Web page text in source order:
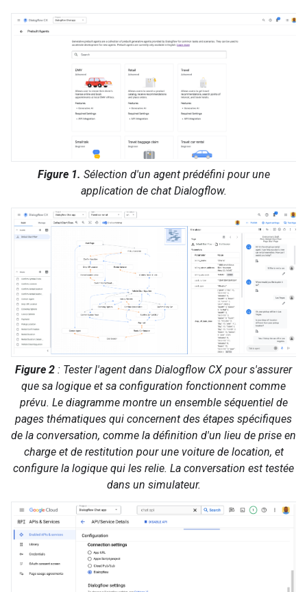
Figure 1. Sélection d'un agent prédéfini pour une
application de chat Dialogflow.
Figure 2 : Tester l'agent dans Dialogflow CX pour s'assurer
que sa logique et sa configuration fonctionnent comme
prévu. Le diagramme montre un ensemble séquentiel de
pages thématiques qui concernent des étapes spécifiques
de la conversation, comme la définition d'un lieu de prise en
charge et de restitution pour une voiture de location, et
configure la logique qui les relie. La conversation est testée
dans un simulateur.